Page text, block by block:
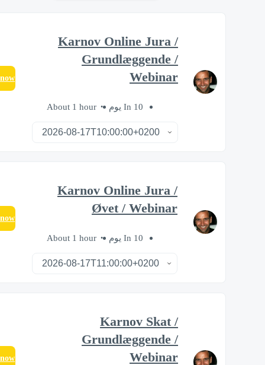
Karnov Online Jura /
Grundlæggende /
Webinar
In 10 يوم About 1 hour
Karnov Online Jura /
Øvet / Webinar
In 10 يوم About 1 hour
Karnov Skat /
Grundlæggende /
Webinar